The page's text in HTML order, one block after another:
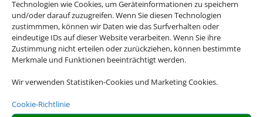
Technologien wie Cookies, um Geräteinformationen zu speichern
und/oder darauf zuzugreifen. Wenn Sie diesen Technologien
zustimmmen, können wir Daten wie das Surfverhalten oder
eindeutige IDs auf dieser Website verarbeiten. Wenn Sie ihre
Zustimmung nicht erteilen oder zurückziehen, können bestimmte
Merkmale und Funktionen beeinträchtigt werden.
Wir verwenden Statistiken-Cookies und Marketing Cookies.
Cookie-Richtlinie
© 2026 • Schmetterling